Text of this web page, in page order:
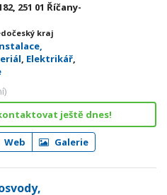
251 01 Říčany-
kraj
, Elektrikář,
ještě dnes!
Web Galerie